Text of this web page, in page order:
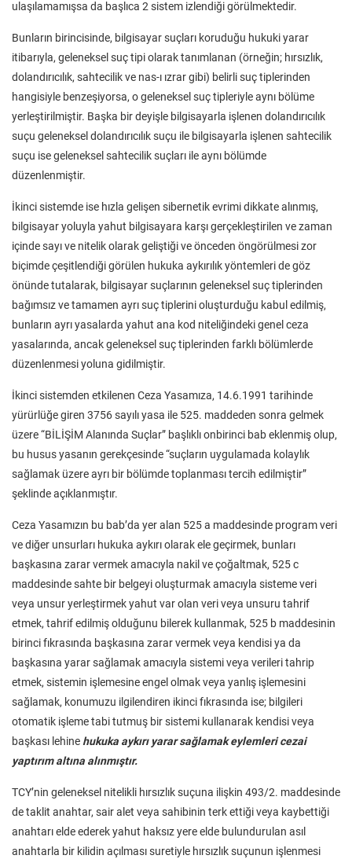
ulaşılamamışsa da başlıca 2 sistem izlendiği görülmektedir.
Bunların birincisinde, bilgisayar suçları koruduğu hukuki yarar
itibarıyla, geleneksel suç tipi olarak tanımlanan (örneğin; hırsızlık,
dolandırıcılık, sahtecilik ve nas-ı ızrar gibi) belirli suç tiplerinden
hangisiyle benzeşiyorsa, o geleneksel suç tipleriyle aynı bölüme
yerleştirilmiştir. Başka bir deyişle bilgisayarla işlenen dolandırıcılık
suçu geleneksel dolandırıcılık suçu ile bilgisayarla işlenen sahtecilik
suçu ise geleneksel sahtecilik suçları ile aynı bölümde
düzenlenmiştir.
İkinci sistemde ise hızla gelişen sibernetik evrimi dikkate alınmış,
bilgisayar yoluyla yahut bilgisayara karşı gerçekleştirilen ve zaman
içinde sayı ve nitelik olarak geliştiği ve önceden öngörülmesi zor
biçimde çeşitlendiği görülen hukuka aykırılık yöntemleri de göz
önünde tutalarak, bilgisayar suçlarının geleneksel suç tiplerinden
bağımsız ve tamamen ayrı suç tiplerini oluşturduğu kabul edilmiş,
bunların ayrı yasalarda yahut ana kod niteliğindeki genel ceza
yasalarında, ancak geleneksel suç tiplerinden farklı bölümlerde
düzenlenmesi yoluna gidilmiştir.
İkinci sistemden etkilenen Ceza Yasamıza, 14.6.1991 tarihinde
yürürlüğe giren 3756 sayılı yasa ile 525. maddeden sonra gelmek
üzere “BİLİŞİM Alanında Suçlar” başlıklı onbirinci bab eklenmiş olup,
bu husus yasanın gerekçesinde “suçların uygulamada kolaylık
sağlamak üzere ayrı bir bölümde toplanması tercih edilmiştir”
şeklinde açıklanmıştır.
Ceza Yasamızın bu bab’da yer alan 525 a maddesinde program veri
ve diğer unsurları hukuka aykırı olarak ele geçirmek, bunları
başkasına zarar vermek amacıyla nakil ve çoğaltmak, 525 c
maddesinde sahte bir belgeyi oluşturmak amacıyla sisteme veri
veya unsur yerleştirmek yahut var olan veri veya unsuru tahrif
etmek, tahrif edilmiş olduğunu bilerek kullanmak, 525 b maddesinin
birinci fıkrasında başkasına zarar vermek veya kendisi ya da
başkasına yarar sağlamak amacıyla sistemi veya verileri tahrip
etmek, sistemin işlemesine engel olmak veya yanlış işlemesini
sağlamak, konumuzu ilgilendiren ikinci fıkrasında ise; bilgileri
otomatik işleme tabi tutmuş bir sistemi kullanarak kendisi veya
başkası lehinehukuka aykırı yarar sağlamak eylemleri cezai
yaptırım altına alınmıştır.
TCY’nin geleneksel nitelikli hırsızlık suçuna ilişkin 493/2. maddesinde
de taklit anahtar, sair alet veya sahibinin terk ettiği veya kaybettiği
anahtarı elde ederek yahut haksız yere elde bulundurulan asıl
anahtarla bir kilidin açılması suretiyle hırsızlık suçunun işlenmesi